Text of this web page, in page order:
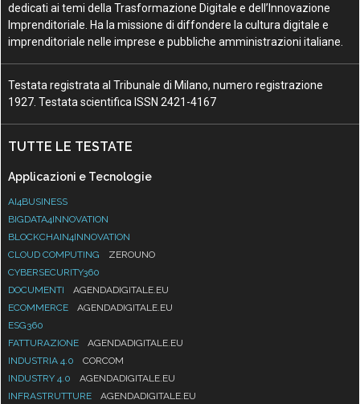
dedicati ai temi della Trasformazione Digitale e dell’Innovazione
Imprenditoriale. Ha la missione di diffondere la cultura digitale e
imprenditoriale nelle imprese e pubbliche amministrazioni italiane.
Testata registrata al Tribunale di Milano, numero registrazione
1927. Testata scientifica ISSN 2421-4167
TUTTE LE TESTATE
Applicazioni e Tecnologie
AI4BUSINESS
BIGDATA4INNOVATION
BLOCKCHAIN4INNOVATION
CLOUD COMPUTING
ZEROUNO
CYBERSECURITY360
DOCUMENTI
AGENDADIGITALE.EU
ECOMMERCE
AGENDADIGITALE.EU
ESG360
FATTURAZIONE
AGENDADIGITALE.EU
INDUSTRIA 4.0
CORCOM
INDUSTRY 4.0
AGENDADIGITALE.EU
INFRASTRUTTURE
AGENDADIGITALE.EU